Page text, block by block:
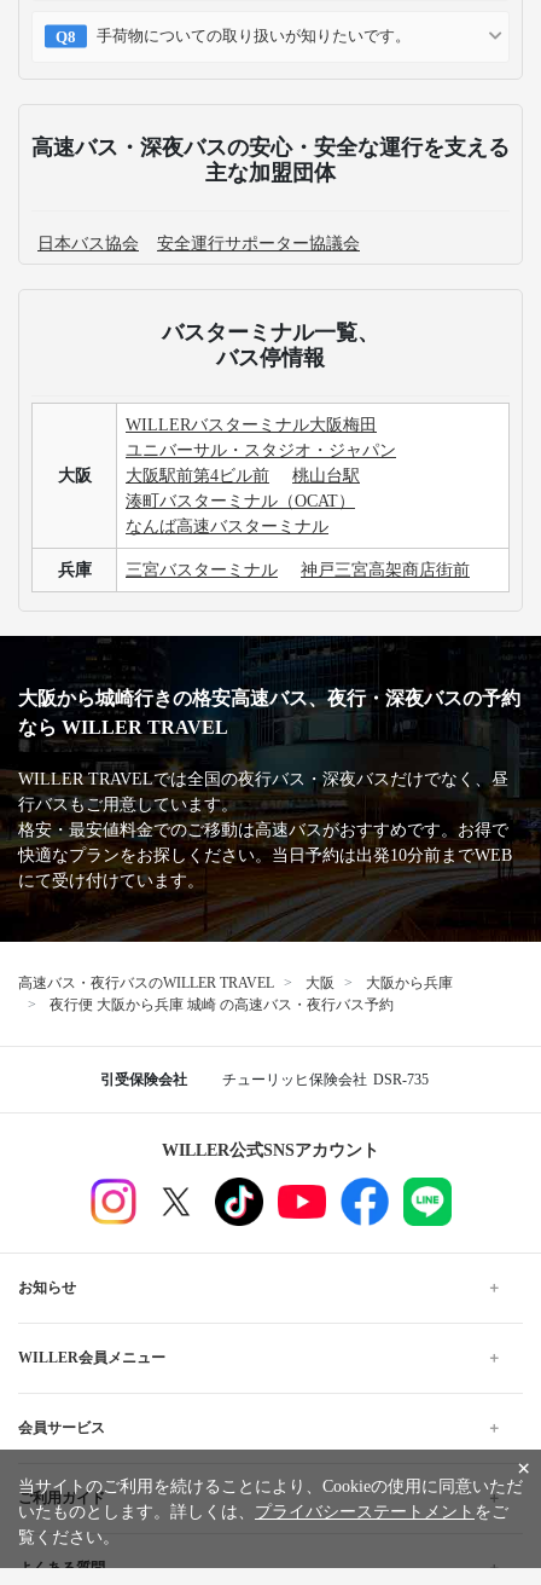
手荷物についての取り扱いが知りたいです。
高速バス・深夜バスの安心・安全な運行を支える
主な加盟団体
日本バス協会 安全運行サポーター協議会
バスターミナル一覧、
バス停情報
大阪
WILLERバスターミナル大阪梅田
ユニバーサル・スタジオ・ジャパン
大阪駅前第4ビル前
桃山台駅
湊町バスターミナル（OCAT）
なんば高速バスターミナル
兵庫 三宮バスターミナル 神戸三宮高架商店街前
大阪から城崎行きの格安高速バス、夜行・深夜バスの予約
なら WILLER TRAVEL
WILLER TRAVELでは全国の夜行バス・深夜バスだけでなく、昼
行バスもご用意しています。
格安・最安値料金でのご移動は高速バスがおすすめです。お得で
快適なプランをお探しください。当日予約は出発10分前までWEB
にて受け付けています。
高速バス・夜行バスのWILLER TRAVEL 大阪
大阪から兵庫
夜行便 大阪から兵庫 城崎 の高速バス・夜行バス予約
引受保険会社 チューリッヒ保険会社 DSR-735
WILLER公式SNSアカウント
お知らせ
WILLER会員メニュー
会員サービス
ご利用ガイド
よくある質問
×
当サイトのご利用を続けることにより、Cookieの使用に同意いただ
いたものとします。詳しくは、 プライバシーステートメント をご
覧ください。